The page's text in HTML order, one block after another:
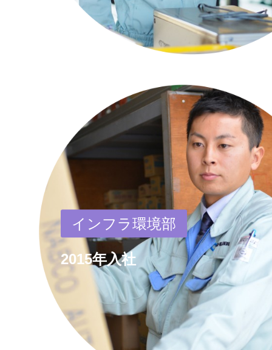
インフラ環境部
2015年入社